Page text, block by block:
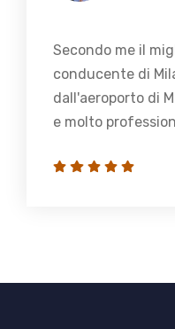
Secondo me il
conducente di
dall'aeroporto di
e molto